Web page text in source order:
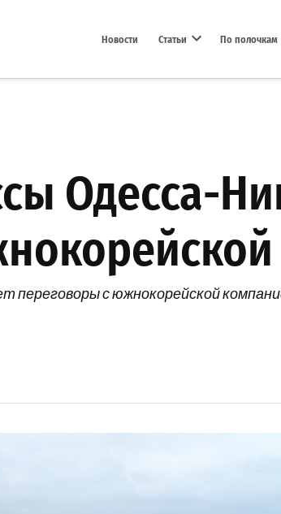
Новости Статьи По полочкам
Одесса-
переговоры с южнокорейской